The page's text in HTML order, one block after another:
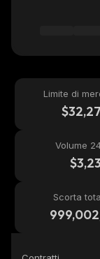
Limite di
Volume
$3,23
Scorta